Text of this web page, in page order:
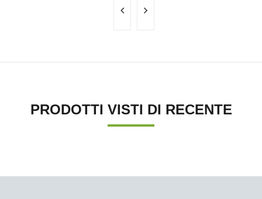
PRODOTTI VISTI DI RECENTE